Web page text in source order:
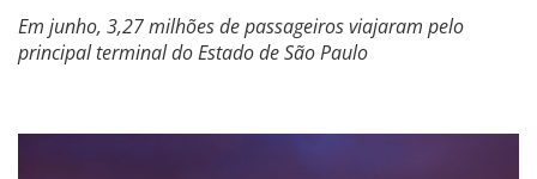
Em junho, 3,27 milhões de passageiros viajaram pelo
principal terminal do Estado de São Paulo